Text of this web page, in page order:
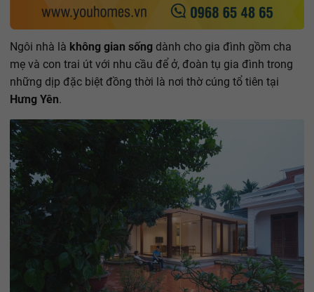
Ngôi nhà là không gian sống dành cho gia đình gồm cha
mẹ và con trai út với nhu cầu để ở, đoàn tụ gia đình trong
những dịp đặc biệt đồng thời là nơi thờ cúng tổ tiên tại
Hưng Yên.